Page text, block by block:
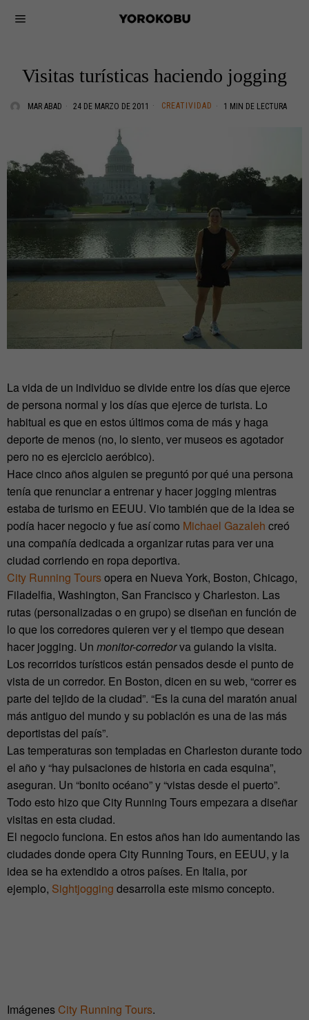
Visitas turísticas haciendo jogging
MAR ABAD 24 DE MARZO DE 2011 CREATIVIDAD 1 MIN DE LECTURA
La vida de un individuo se divide entre los días que ejerce
de persona normal y los días que ejerce de turista. Lo
habitual es que en estos últimos coma de más y haga
deporte de menos (no, lo siento, ver museos es agotador
pero no es ejercicio aeróbico).
Hace cinco años alguien se preguntó por qué una persona
tenía que renunciar a entrenar y hacer jogging mientras
estaba de turismo en EEUU. Vio también que de la idea se
podía hacer negocio y fue así como Michael Gazaleh creó
una compañía dedicada a organizar rutas para ver una
ciudad corriendo en ropa deportiva.
City Running Toursopera en Nueva York, Boston, Chicago,
Filadelfia, Washington, San Francisco y Charleston. Las
rutas (personalizadas o en grupo) se diseñan en función de
lo que los corredores quieren ver y el tiempo que desean
hacer jogging. Un monitor-corredorva guiando la visita.
Los recorridos turísticos están pensados desde el punto de
vista de un corredor. En Boston, dicen en su web, “correr es
parte del tejido de la ciudad”. “Es la cuna del maratón anual
más antiguo del mundo y su población es una de las más
deportistas del país”.
Las temperaturas son templadas en Charleston durante todo
el año y “hay pulsaciones de historia en cada esquina”,
aseguran. Un “bonito océano” y “vistas desde el puerto”.
Todo esto hizo que City Running Tours empezara a diseñar
visitas en esta ciudad.
El negocio funciona. En estos años han ido aumentando las
ciudades donde opera City Running Tours, en EEUU, y la
idea se ha extendido a otros países. En Italia, por
ejemplo, Sightjogging desarrolla este mismo concepto.
Imágenes City Running Tours.